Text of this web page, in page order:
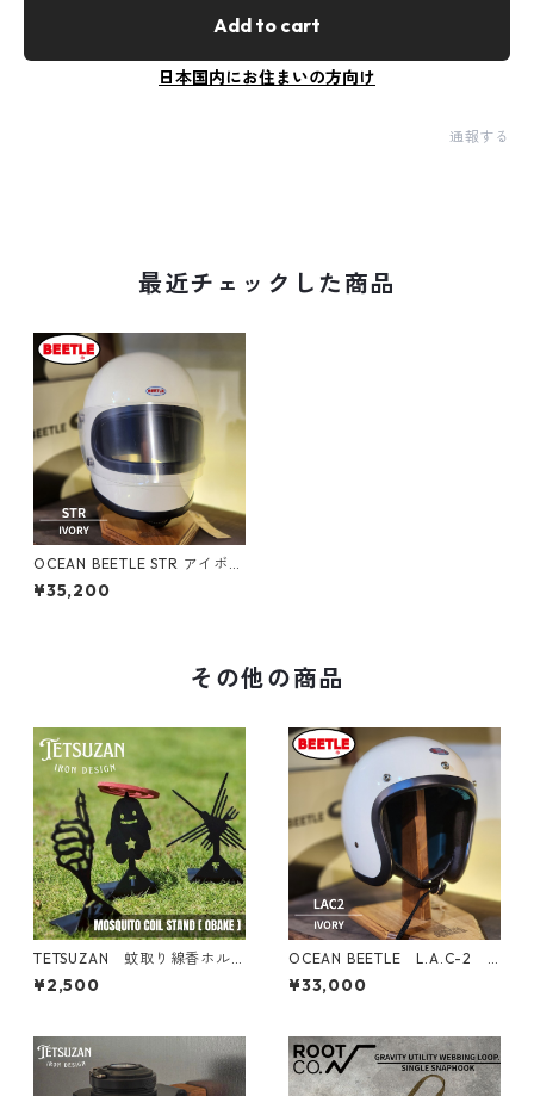
Add to cart
日本国内にお住まいの方向け
通報する
最近チェックした商品
OCEAN BEETLE STR アイボリ
ー オーシャンビートル ヘルメ
ット ヴィンテージ アメリカン
¥35,200
その他の商品
TETSUZAN 蚊取り線香ホル
ダー 【おばけ】
¥2,500
OCEAN BEETLE L.A.C-2
オーシャンビートル ヘルメッ
ト
¥33,000